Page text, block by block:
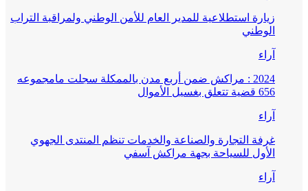
زيارة استطلاعية للمدير العام للأمن الوطني ولمراقبة التراب
الوطني
آراء
2024 : مراكش ضمن أربع مدن بالممكلة سجلت مامجموعه
656 قضية تتعلق بغسيل الأموال
آراء
غرفة التجارة والصناعة والخدمات تنظم المنتدى الجهوي
الأول للسياحة بجهة مراكش آسفي
آراء